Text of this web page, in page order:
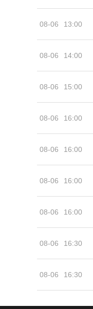
08-06 13:00
08-06 14:00
08-06 15:00
08-06 16:00
08-06 16:00
08-06 16:00
08-06 16:00
08-06 16:30
08-06 16:30